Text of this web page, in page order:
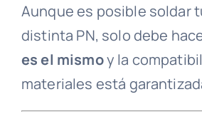
Aunque es posible soldar
distinta PN, solo debe
es el mismoy la
materiales está